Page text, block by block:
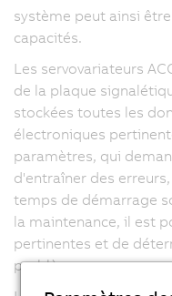
système peut ainsi
capacités.
Les servovariateurs
de la plaque
stockées toutes les
électroniques
paramètres, qui
d'entraîner des
temps de démarrage
la maintenance, il est
pertinentes et de
problème.